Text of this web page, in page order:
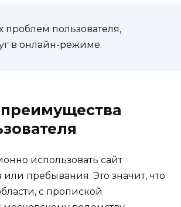
пользователя,
в онлайн-режиме.
использовать сайт
пребывания. Это значит, что
с пропиской